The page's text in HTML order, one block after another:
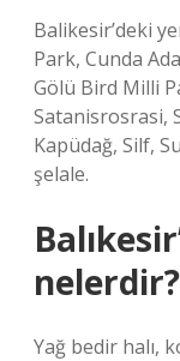
Balikesir’deki
Park, Cunda
Gölü Bird Milli
Satanisrosrasi,
Kapüdağ, Silf,
şelale.
nelerdir?
Yağ bedir halı,